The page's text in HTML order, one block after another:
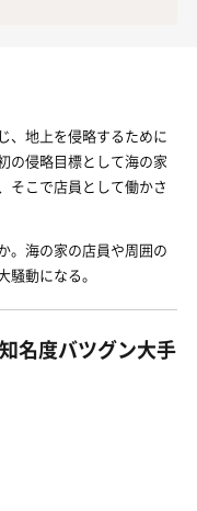
、地上を侵略するために
の侵略目標として海の家
そこで店員として働かさ
。海の家の店員や周囲の
騒動になる。
名度バツグン大手